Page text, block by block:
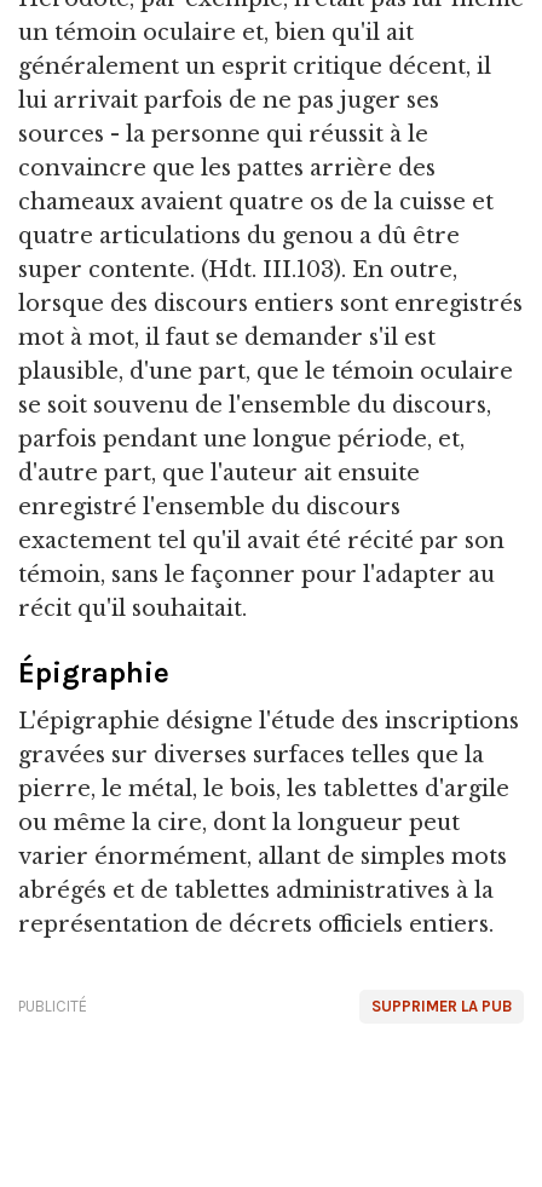
un témoin oculaire et, bien qu'il ait
généralement un esprit critique décent, il
lui arrivait parfois de ne pas juger ses
sources - la personne qui réussit à le
convaincre que les pattes arrière des
chameaux avaient quatre os de la cuisse et
quatre articulations du genou a dû être
super contente. (Hdt. III.103). En outre,
lorsque des discours entiers sont enregistrés
mot à mot, il faut se demander s'il est
plausible, d'une part, que le témoin oculaire
se soit souvenu de l'ensemble du discours,
parfois pendant une longue période, et,
d'autre part, que l'auteur ait ensuite
enregistré l'ensemble du discours
exactement tel qu'il avait été récité par son
témoin, sans le façonner pour l'adapter au
récit qu'il souhaitait.
Épigraphie
L'épigraphie désigne l'étude des inscriptions
gravées sur diverses surfaces telles que la
pierre, le métal, le bois, les tablettes d'argile
ou même la cire, dont la longueur peut
varier énormément, allant de simples mots
abrégés et de tablettes administratives à la
représentation de décrets officiels entiers.
SUPPRIMER LA PUB
PUBLICITÉ